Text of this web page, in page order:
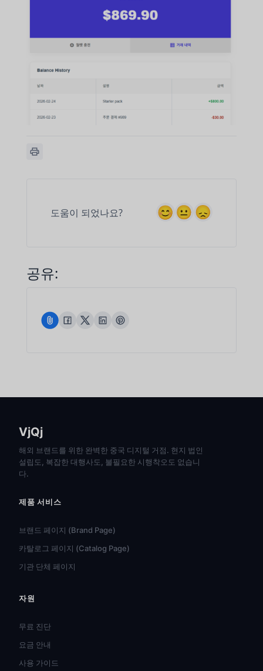
도움이 되었나요?
공유:
VjQj
해외 브랜드를 위한 완벽한 중국 디지털 거점. 현지 법인
설립도, 복잡한 대행사도, 불필요한 시행착오도 없습니
다.
제품 서비스
브랜드 페이지 (Brand Page)
카탈로그 페이지 (Catalog Page)
기관 단체 페이지
자원
무료 진단
요금 안내
사용 가이드